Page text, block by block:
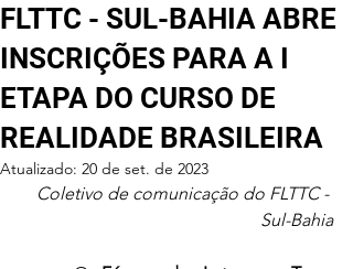
FLTTC - SUL-BAHIA ABRE
INSCRIÇÕES PARA A I
ETAPA DO CURSO DE
REALIDADE BRASILEIRA
Atualizado: 20 de set. de 2023
Coletivo de comunicação do FLTTC -
Sul-Bahia